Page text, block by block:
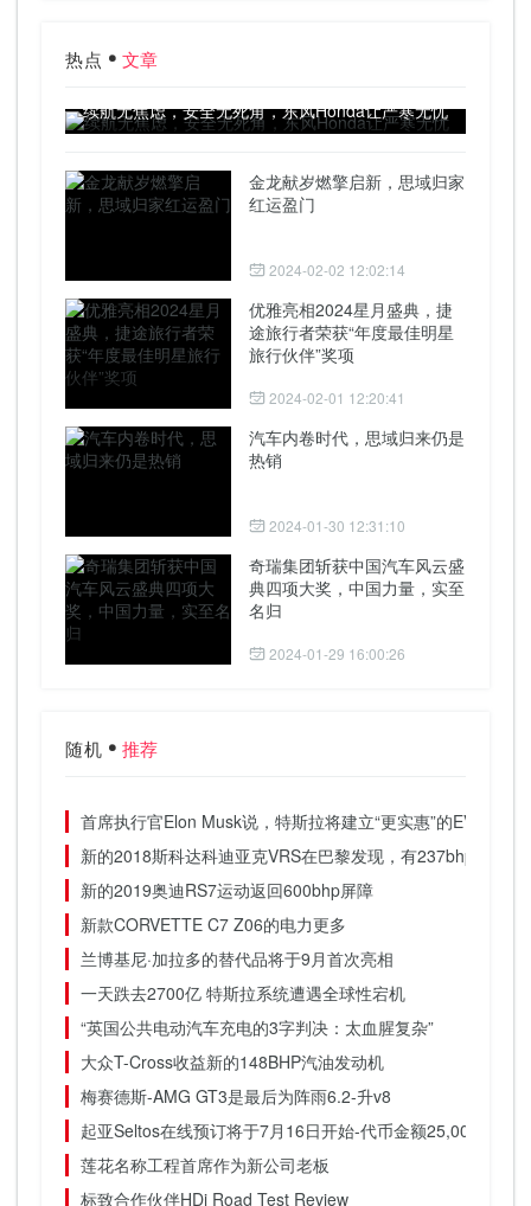
热点 文章
续航无焦虑，安全无死角，东风Honda让严寒无忧
金龙献岁燃擎启新，思域归家
红运盈门
2024-02-02 12:02:14
优雅亮相2024星月盛典，捷
途旅行者荣获“年度最佳明星
旅行伙伴”奖项
2024-02-01 12:20:41
汽车内卷时代，思域归来仍是
热销
2024-01-30 12:31:10
奇瑞集团斩获中国汽车风云盛
典四项大奖，中国力量，实至
名归
2024-01-29 16:00:26
随机 推荐
首席执行官Elon Musk说，特斯拉将建立“更实惠”的EV，而不
新的2018斯科达科迪亚克VRS在巴黎发现，有237bhp
新的2019奥迪RS7运动返回600bhp屏障
新款CORVETTE C7 Z06的电力更多
兰博基尼·加拉多的替代品将于9月首次亮相
一天跌去2700亿 特斯拉系统遭遇全球性宕机
“英国公共电动汽车充电的3字判决：太血腥复杂”
大众T-Cross收益新的148BHP汽油发动机
梅赛德斯-AMG GT3是最后为阵雨6.2-升v8
起亚Seltos在线预订将于7月16日开始-代币金额25,000卢比
莲花名称工程首席作为新公司老板
标致合作伙伴HDi Road Test Review